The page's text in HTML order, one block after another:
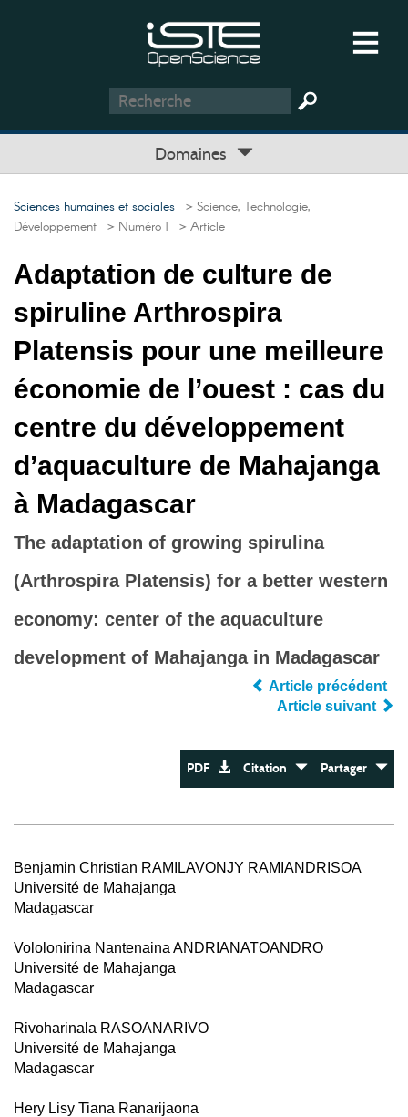
Domaines
Sciences humaines et sociales > Science, Technologie,
Développement > Numéro 1 > Article
Adaptation de culture de
spiruline Arthrospira
Platensis pour une meilleure
économie de l’ouest : cas du
centre du développement
d’aquaculture de Mahajanga
à Madagascar
The adaptation of growing spirulina
(Arthrospira Platensis) for a better western
economy: center of the aquaculture
development of Mahajanga in Madagascar
Article précédent
Article suivant
PDF Citation Partager
Benjamin Christian RAMILAVONJY RAMIANDRISOA
Université de Mahajanga
Madagascar
Vololonirina Nantenaina ANDRIANATOANDRO
Université de Mahajanga
Madagascar
Rivoharinala RASOANARIVO
Université de Mahajanga
Madagascar
Hery Lisy Tiana Ranarijaona